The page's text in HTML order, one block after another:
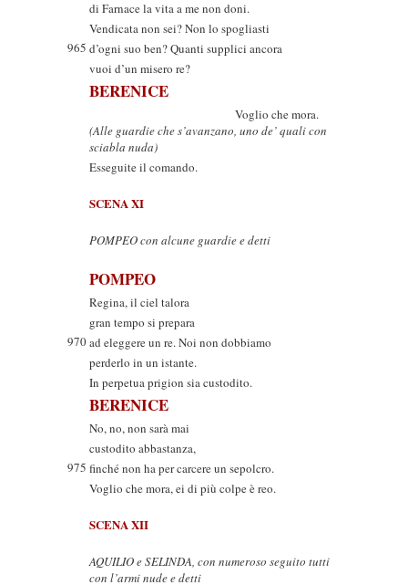
di Farnace la vita a me non doni.
Vendicata non sei? Non lo spogliasti
965 d’ogni suo ben? Quanti supplici ancora
vuoi d’un misero re?
BERENICE
Voglio che mora.
(Alle guardie che s’avanzano, uno de’ quali con
sciabla nuda)
Esseguite il comando.
SCENA XI
POMPEO con alcune guardie e detti
POMPEO
Regina, il ciel talora
gran tempo si prepara
970ad eleggere un re. Noi non dobbiamo
perderlo in un istante.
In perpetua prigion sia custodito.
BERENICE
No, no, non sarà mai
custodito abbastanza,
975 finché non ha per carcere un sepolcro.
Voglio che mora, ei di più colpe è reo.
SCENA XII
AQUILIO e SELINDA, con numeroso seguito tutti
con l’armi nude e detti